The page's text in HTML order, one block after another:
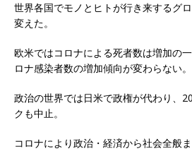
世界各国でモノとヒトが行き来するグ
変えた。
欧米ではコロナによる死者数は増加の
ロナ感染者数の増加傾向が変わらない。
政治の世界では日米で政権が代わり、
クも中止。
コロナにより政治・経済から社会全般